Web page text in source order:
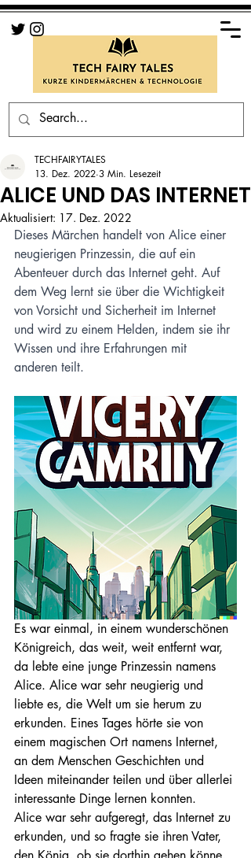
ALICE UND DAS INTERNET
TECHFAIRYTALES
13. Dez. 2022 3 Min. Lesezeit
Aktualisiert: 17. Dez. 2022
Dieses Märchen handelt von Alice einer
neugierigen Prinzessin, die auf ein
Abenteuer durch das Internet geht. Auf
dem Weg lernt sie über die Wichtigkeit
von Vorsicht und Sicherheit im Internet
und wird zu einem Helden, indem sie ihr
Wissen und ihre Erfahrungen mit
anderen teilt.
Es war einmal, in einem wunderschönen
Königreich, das weit, weit entfernt war,
da lebte eine junge Prinzessin namens
Alice. Alice war sehr neugierig und
liebte es, die Welt um sie herum zu
erkunden. Eines Tages hörte sie von
einem magischen Ort namens Internet,
an dem Menschen Geschichten und
Ideen miteinander teilen und über allerlei
interessante Dinge lernen konnten.
Alice war sehr aufgeregt, das Internet zu
erkunden, und so fragte sie ihren Vater,